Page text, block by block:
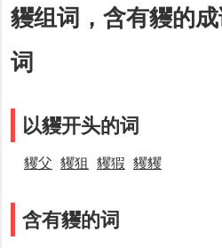
貜组词，含有貜的
词
以貜开头的词
貜父 貜狙 貜猳 貜貜
含有貜的词